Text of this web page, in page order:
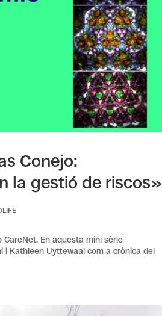
Conejo:
la gestió de riscos»
En aquesta mini sèrie
i Kathleen Uyttewaal com a crònica del